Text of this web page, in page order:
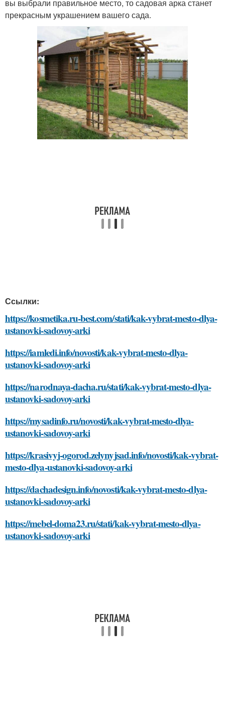
вы выбрали правильное место, то садовая арка станет
прекрасным украшением вашего сада.
Ссылки:
https://kosmetika.ru-best.com/stati/kak-vybrat-mesto-dlya-
ustanovki-sadovoy-arki
https://iamledi.info/novosti/kak-vybrat-mesto-dlya-
ustanovki-sadovoy-arki
https://narodnaya-dacha.ru/stati/kak-vybrat-mesto-dlya-
ustanovki-sadovoy-arki
https://mysadinfo.ru/novosti/kak-vybrat-mesto-dlya-
ustanovki-sadovoy-arki
https://krasivyj-ogorod.zelynyjsad.info/novosti/kak-vybrat-
mesto-dlya-ustanovki-sadovoy-arki
https://dachadesign.info/novosti/kak-vybrat-mesto-dlya-
ustanovki-sadovoy-arki
https://mebel-doma23.ru/stati/kak-vybrat-mesto-dlya-
ustanovki-sadovoy-arki